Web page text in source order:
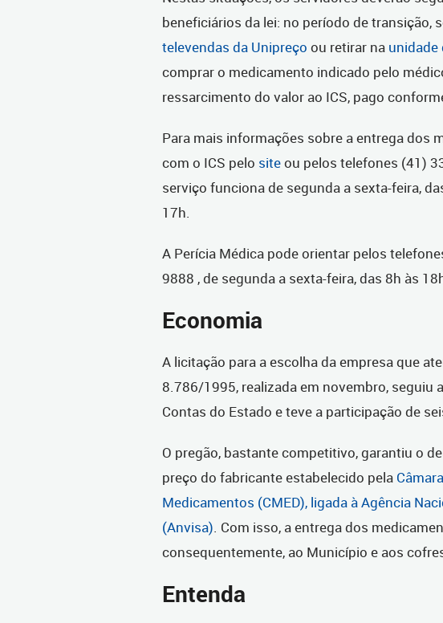
beneficiários da lei: no período de transição,
televendas da Unipreço ou retirar na unidade
comprar o medicamento indicado pelo
ressarcimento do valor ao ICS, pago
Para mais informações sobre a entrega dos
com o ICS pelo siteou pelos telefones (41)
serviço funciona de segunda a sexta-feira,
17h.
A Perícia Médica pode orientar pelos
9888 , de segunda a sexta-feira, das 8h às
Economia
A licitação para a escolha da empresa que
8.786/1995, realizada em novembro, seguiu
Contas do Estado e teve a participação de
O pregão, bastante competitivo, garantiu o
preço do fabricante estabelecido pela
Medicamentos (CMED), ligada à Agência
(Anvisa). Com isso, a entrega dos
consequentemente, ao Município e aos
Entenda